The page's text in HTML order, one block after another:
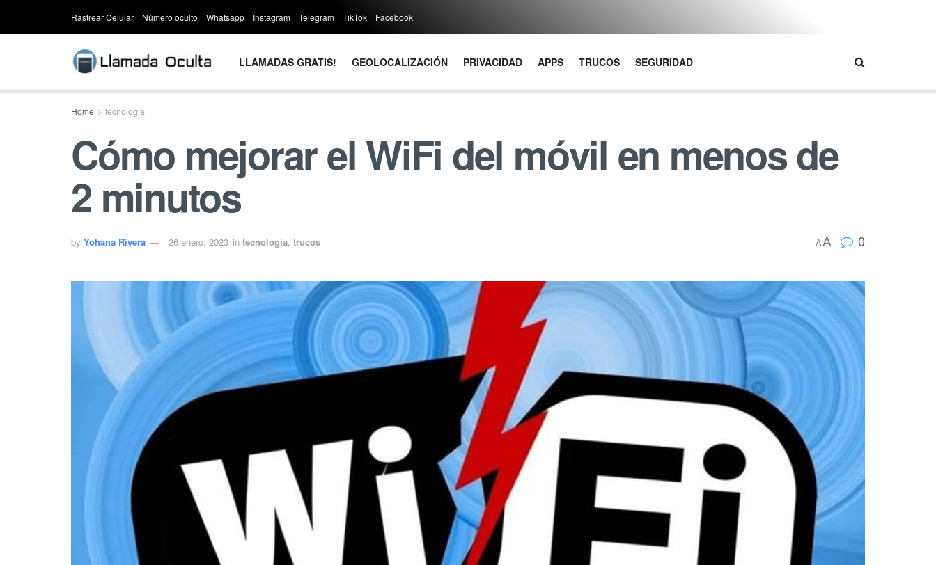
Rastrear Celular Número oculto Whatsapp Instagram Telegram TikTok Facebook
LLAMADAS GRATIS! GEOLOCALIZACIÓN PRIVACIDAD APPS TRUCOS SEGURIDAD
Home tecnologia
Cómo mejorar el WiFi del móvil en menos de
2 minutos
by Yohana Rivera 26 enero, 2023 in tecnologia, trucos AA 0